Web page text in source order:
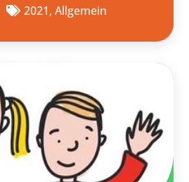
2021,Allgemein